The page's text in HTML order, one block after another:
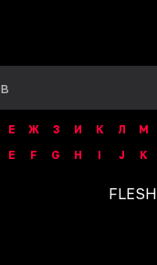
Е Ж З И К Л М
E F G H I J K
FLESH